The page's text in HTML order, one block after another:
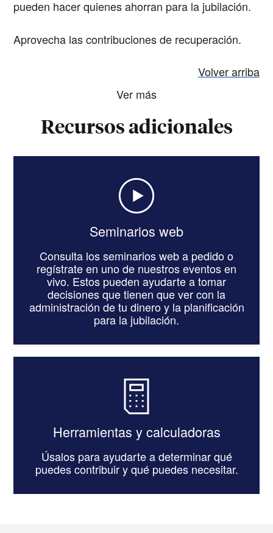
pueden hacer quienes ahorran para la jubilación.
Aprovecha las contribuciones de recuperación.
Volver arriba
Ver más
Recursos adicionales
Seminarios web
Consulta los seminarios web a pedido o
regístrate en uno de nuestros eventos en
vivo. Estos pueden ayudarte a tomar
decisiones que tienen que ver con la
administración de tu dinero y la planificación
para la jubilación.
Herramientas y calculadoras
Úsalos para ayudarte a determinar qué
puedes contribuir y qué puedes necesitar.